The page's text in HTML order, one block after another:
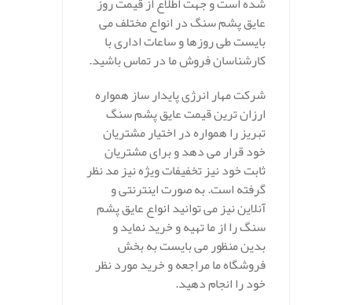
عایق پشم سنگ در انواع مختلف می
بایست طی روزها و ساعات اداری با
کارشناسان فروش ما در تماس باشید.
شرکت مهار انرژی پایدار ساز همواره
ارزان ترین قیمت عایق پشم سنگ
تبریز را همواره در اختیار مشتریان
خود قرار می دهد و برای مشتریان
ثابت خود نیز تخفیفات ویژه نیز مد نظر
گرفته است. به صورت اینترنتی و
آنلاین نیز می توانید انواع عایق پشم
سنگ را از ما تهیه و خرید نماید و
بدین منظور می بایست به بخش
فروشگاه ما مراجعه و خرید مورد نظر
خود را انجام دهید.